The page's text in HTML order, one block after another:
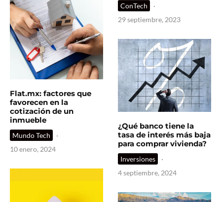
Flat.mx: factores que
favorecen en la
cotización de un
inmueble
Mundo Tech
·
10 enero, 2024
ConTech
·
29 septiembre, 2023
¿Qué banco tiene la
tasa de interés más baja
para comprar vivienda?
Inversiones
·
4 septiembre, 2024